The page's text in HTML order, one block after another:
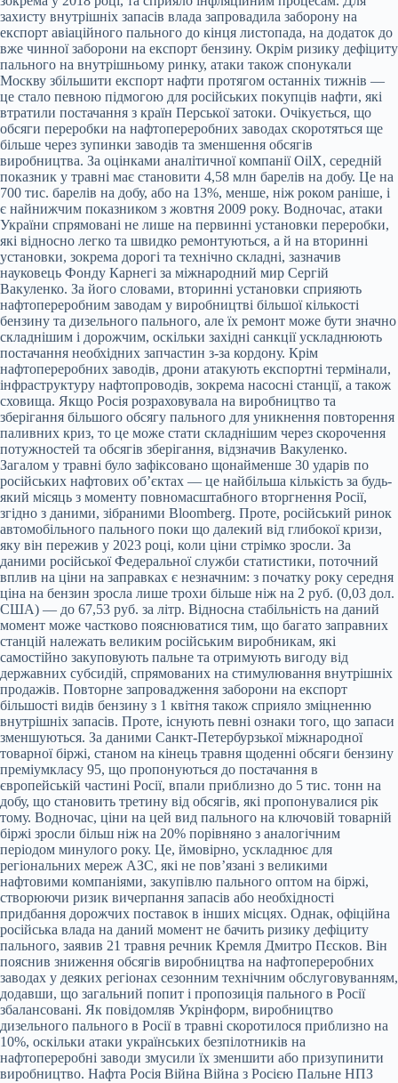
захисту внутрішніх запасів влада запровадила заборону на
експорт авіаційного пального до кінця листопада, на додаток до
вже чинної заборони на експорт бензину. Окрім ризику дефіциту
пального на внутрішньому ринку, атаки також спонукали
Москву збільшити експорт нафти протягом останніх тижнів —
це стало певною підмогою для російських покупців нафти, які
втратили постачання з країн Перської затоки. Очікується, що
обсяги переробки на нафтопереробних заводах скоротяться ще
більше через зупинки заводів та зменшення обсягів
виробництва. За оцінками аналітичної компанії OilX, середній
показник у травні має становити 4,58 млн барелів на добу. Це на
700 тис. барелів на добу, або на 13%, менше, ніж роком раніше, і
є найнижчим показником з жовтня 2009 року. Водночас, атаки
України спрямовані не лише на первинні установки переробки,
які відносно легко та швидко ремонтуються, а й на вторинні
установки, зокрема дорогі та технічно складні, зазначив
науковець Фонду Карнегі за міжнародний мир Сергій
Вакуленко. За його словами, вторинні установки сприяють
нафтопереробним заводам у виробництві більшої кількості
бензину та дизельного пального, але їх ремонт може бути значно
складнішим і дорожчим, оскільки західні санкції ускладнюють
постачання необхідних запчастин з-за кордону. Крім
нафтопереробних заводів, дрони атакують експортні термінали,
інфраструктуру нафтопроводів, зокрема насосні станції, а також
сховища. Якщо Росія розраховувала на виробництво та
зберігання більшого обсягу пального для уникнення повторення
паливних криз, то це може стати складнішим через скорочення
потужностей та обсягів зберігання, відзначив Вакуленко.
Загалом у травні було зафіксовано щонайменше 30 ударів по
російських нафтових об’єктах — це найбільша кількість за будь-
який місяць з моменту повномасштабного вторгнення Росії,
згідно з даними, зібраними Bloomberg. Проте, російський ринок
автомобільного пального поки що далекий від глибокої кризи,
яку він пережив у 2023 році, коли ціни стрімко зросли. За
даними російської Федеральної служби статистики, поточний
вплив на ціни на заправках є незначним: з початку року середня
ціна на бензин зросла лише трохи більше ніж на 2 руб. (0,03 дол.
США) — до 67,53 руб. за літр. Відносна стабільність на даний
момент може частково пояснюватися тим, що багато заправних
станцій належать великим російським виробникам, які
самостійно закуповують пальне та отримують вигоду від
державних субсидій, спрямованих на стимулювання внутрішніх
продажів. Повторне запровадження заборони на експорт
більшості видів бензину з 1 квітня також сприяло зміцненню
внутрішніх запасів. Проте, існують певні ознаки того, що запаси
зменшуються. За даними Санкт-Петербурзької міжнародної
товарної біржі, станом на кінець травня щоденні обсяги бензину
преміумкласу 95, що пропонуються до постачання в
європейській частині Росії, впали приблизно до 5 тис. тонн на
добу, що становить третину від обсягів, які пропонувалися рік
тому. Водночас, ціни на цей вид пального на ключовій товарній
біржі зросли більш ніж на 20% порівняно з аналогічним
періодом минулого року. Це, ймовірно, ускладнює для
регіональних мереж АЗС, які не пов’язані з великими
нафтовими компаніями, закупівлю пального оптом на біржі,
створюючи ризик вичерпання запасів або необхідності
придбання дорожчих поставок в інших місцях. Однак, офіційна
російська влада на даний момент не бачить ризику дефіциту
пального, заявив 21 травня речник Кремля Дмитро Пєсков. Він
пояснив зниження обсягів виробництва на нафтопереробних
заводах у деяких регіонах сезонним технічним обслуговуванням,
додавши, що загальний попит і пропозиція пального в Росії
збалансовані. Як повідомляв Укрінформ, виробництво
дизельного пального в Росії в травні скоротилося приблизно на
10%, оскільки атаки українських безпілотників на
нафтопереробні заводи змусили їх зменшити або призупинити
виробництво. Нафта Росія Війна Війна з Росією Пальне НПЗ